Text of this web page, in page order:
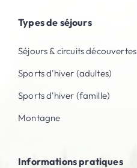
Types de séjours
Séjours & circuits découvertes
Sports d'hiver (adultes)
Sports d'hiver (famille)
Montagne
Informations pratiques